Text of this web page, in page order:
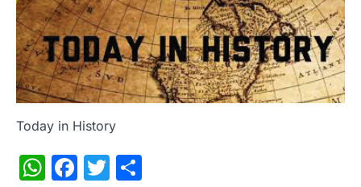
Today in History
WhatsApp
Facebook
Twitter